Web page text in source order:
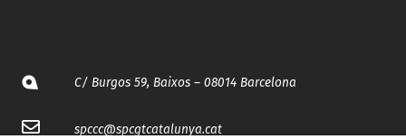
C/ Burgos 59, Baixos – 08014 Barcelona
spccc@spcgtcatalunya.cat